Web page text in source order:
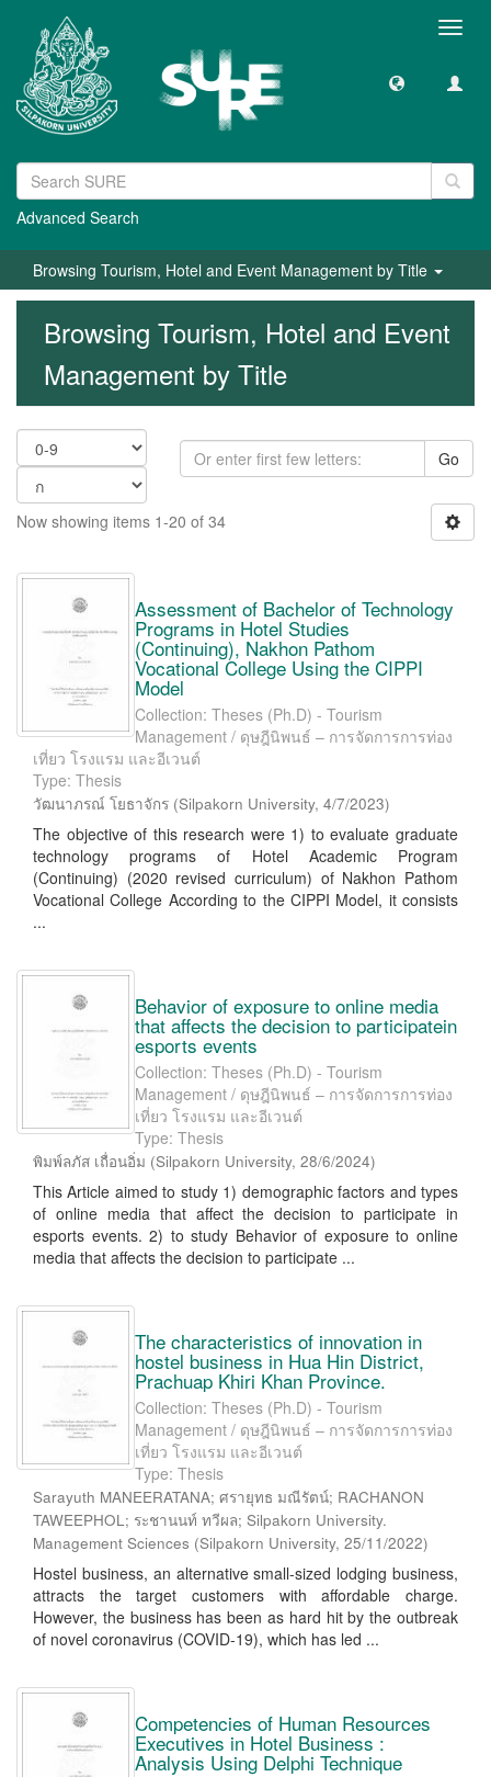
Advanced Search
Browsing Tourism, Hotel and Event Management by Title
Browsing Tourism, Hotel and Event
Management by Title
Go
Now showing items 1-20 of 34
Assessment of Bachelor of Technology
Programs in Hotel Studies
(Continuing), Nakhon Pathom
Vocational College Using the CIPPI
Model
Collection: Theses (Ph.D) - Tourism
Management / ดุษฎีนิพนธ์ – การจัดการการท่อง
เที่ยว โรงแรม และอีเวนต์
Type: Thesis
วัฒนาภรณ์ โยธาจักร (Silpakorn University, 4/7/2023)
The objective of this research were 1) to evaluate graduate
technology programs of Hotel Academic Program
(Continuing) (2020 revised curriculum) of Nakhon Pathom
Vocational College According to the CIPPI Model, it consists
...
Behavior of exposure to online media
that affects the decision to participatein
esports events
Collection: Theses (Ph.D) - Tourism
Management / ดุษฎีนิพนธ์ – การจัดการการท่อง
เที่ยว โรงแรม และอีเวนต์
Type: Thesis
พิมพ์ลภัส เถื่อนอิ่ม (Silpakorn University, 28/6/2024)
This Article aimed to study 1) demographic factors and types
of online media that affect the decision to participate in
esports events. 2) to study Behavior of exposure to online
media that affects the decision to participate ...
The characteristics of innovation in
hostel business in Hua Hin District,
Prachuap Khiri Khan Province.
Collection: Theses (Ph.D) - Tourism
Management / ดุษฎีนิพนธ์ – การจัดการการท่อง
เที่ยว โรงแรม และอีเวนต์
Type: Thesis
Sarayuth MANEERATANA; ศรายุทธ มณีรัตน์; RACHANON
TAWEEPHOL; ระชานนท์ ทวีผล; Silpakorn University.
Management Sciences (Silpakorn University, 25/11/2022)
Hostel business, an alternative small-sized lodging business,
attracts the target customers with affordable charge.
However, the business has been as hard hit by the outbreak
of novel coronavirus (COVID-19), which has led ...
Competencies of Human Resources
Executives in Hotel Business :
Analysis Using Delphi Technique